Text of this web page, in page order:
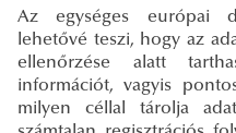
Az egységes európai
lehetővé teszi, hogy az
ellenőrzése alatt
információt, vagyis
milyen céllal tárolja